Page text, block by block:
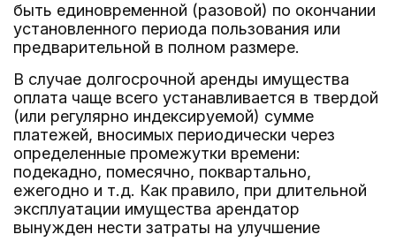
быть единовременной (разовой) по окончании
установленного периода пользования или
предварительной в полном размере.
В случае долгосрочной аренды имущества
оплата чаще всего устанавливается в твердой
(или регулярно индексируемой) сумме
платежей, вносимых периодически через
определенные промежутки времени:
подекадно, помесячно, поквартально,
ежегодно и т.д. Как правило, при длительной
эксплуатации имущества арендатор
вынужден нести затраты на улучшение